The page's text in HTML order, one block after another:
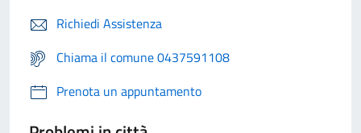
Richiedi Assistenza
Chiama il comune 0437591108
Prenota un appuntamento